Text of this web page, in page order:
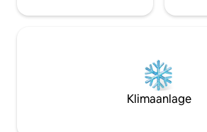
apartamento es el lugar perfecto para
apartamento mediante un ascensor. A
este apartamento se accede solamente
por el ascensor y no por escaleras.
Dentro del apartamento, hay unas
Klimaanlage